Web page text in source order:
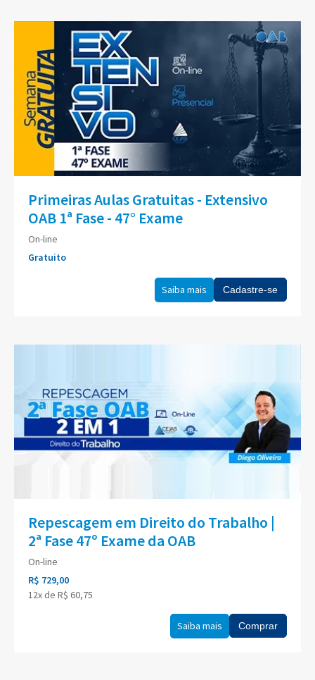
Primeiras Aulas Gratuitas - Extensivo
OAB 1ª Fase - 47° Exame
On-line
Gratuito
Saiba mais Cadastre-se
Repescagem em Direito do Trabalho |
2ª Fase 47º Exame da OAB
On-line
R$ 729,00
12x de R$ 60,75
Saiba mais Comprar